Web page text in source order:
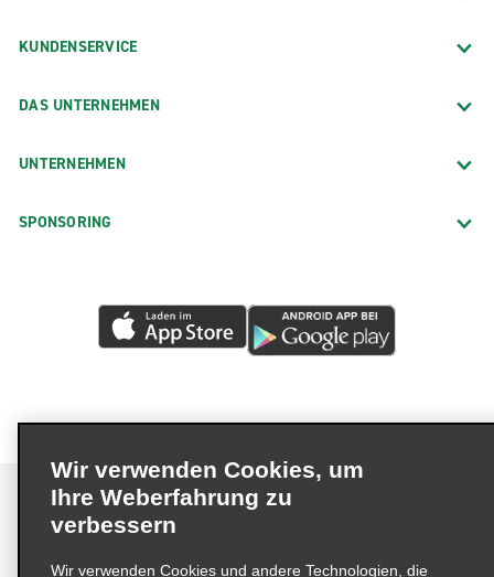
KUNDENSERVICE
DAS UNTERNEHMEN
UNTERNEHMEN
SPONSORING
Impressum Nutzungsbedingungen Datenschutzrichtlinie
Wir verwenden Cookies, um
Ihre Weberfahrung zu
verbessern
Wir verwenden Cookies und andere Technologien, die